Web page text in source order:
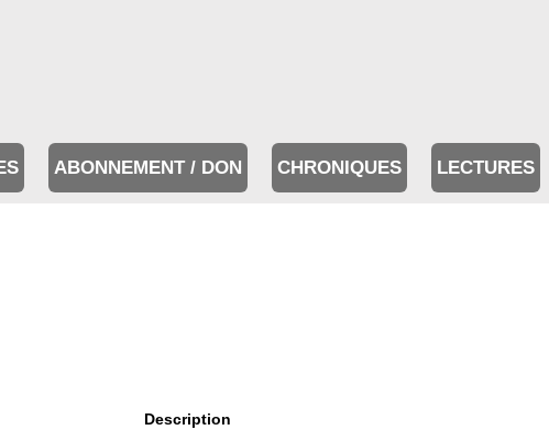
ABONNEMENT / DON CHRONIQUES LECTURES
Description